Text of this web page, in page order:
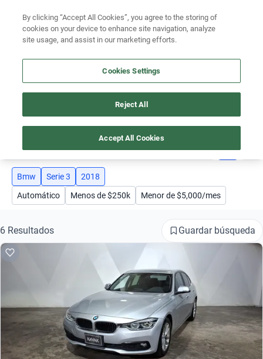
Ubicación
Encuentra el auto ideal para tu presupuesto
Simular plan a meses
AUTOS BMW SERIE 3 AÑO 2018
Busca por versión
Busca por año
Busca por marca
Busca por modelo
Bmw Serie 3
2018
Automático
Menos de $250k Menor de $5,000/mes
6 Resultados Guardar búsqueda
By clicking “Accept All Cookies”, you agree to the storing of
cookies on your device to enhance site navigation, analyze
site usage, and assist in our marketing efforts.
Cookies Settings
Reject All
Accept All Cookies